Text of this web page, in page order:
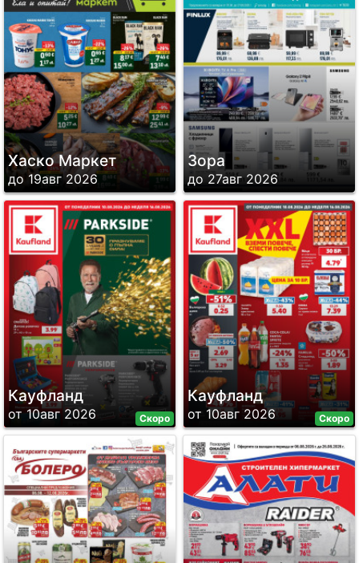
Хаско Маркет
до 19авг 2026
Зора
до 27авг 2026
Скоро
Кауфланд
от 10авг 2026 Скоро
Кауфланд
от 10авг 2026